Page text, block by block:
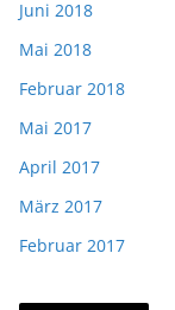
Juni 2018
Mai 2018
Februar 2018
Mai 2017
April 2017
März 2017
Februar 2017